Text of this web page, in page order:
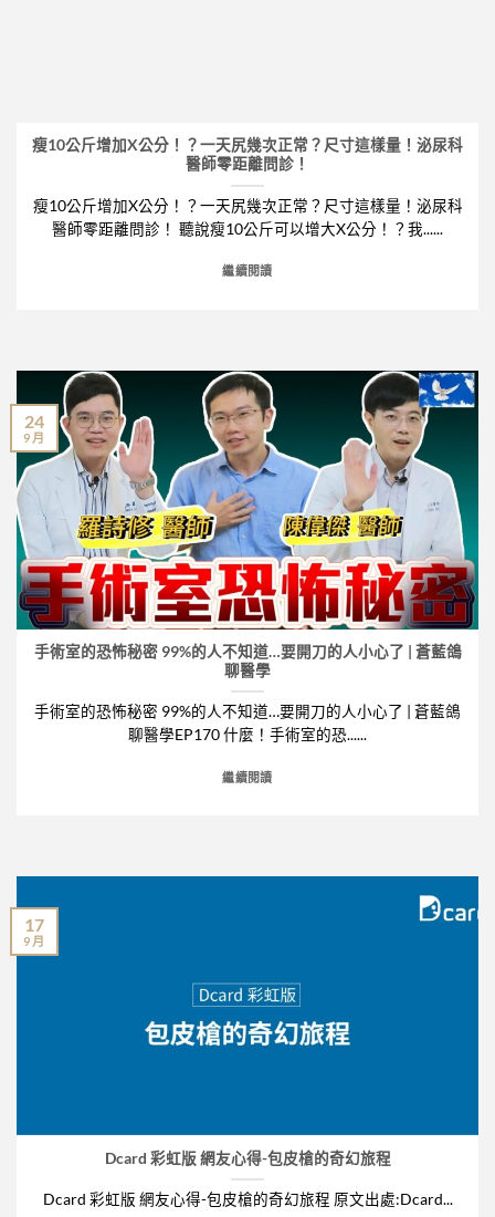
瘦10公斤增加X公分！？一天尻幾次正常？尺寸這樣量！泌尿科
醫師零距離問診！
瘦10公斤增加X公分！？一天尻幾次正常？尺寸這樣量！泌尿科
醫師零距離問診！ 聽說瘦10公斤可以增大X公分！？我......
繼續閱讀
手術室的恐怖秘密 99%的人不知道…要開刀的人小心了 | 蒼藍鴿
聊醫學
手術室的恐怖秘密 99%的人不知道…要開刀的人小心了 | 蒼藍鴿
聊醫學EP170 什麼！手術室的恐......
繼續閱讀
24
9 月
Dcard 彩虹版 網友心得-包皮槍的奇幻旅程
Dcard 彩虹版 網友心得-包皮槍的奇幻旅程 原文出處:Dcard...
17
9 月